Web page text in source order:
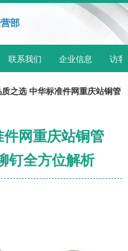
部
联系我们 企业信息 访客
质之选 中华标准件网重庆站铜管
网重庆站铜管
钉全方位解析